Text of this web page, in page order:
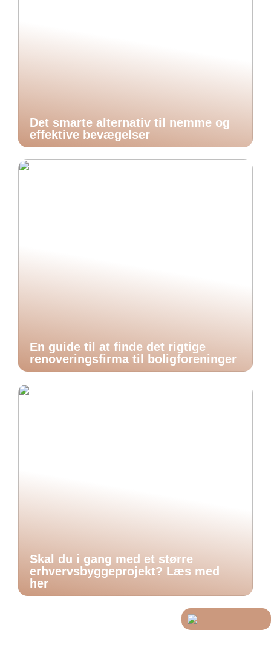
Det smarte alternativ til nemme og
effektive bevægelser
En guide til at finde det rigtige
renoveringsfirma til boligforeninger
Skal du i gang med et større
erhvervsbyggeprojekt? Læs med
her